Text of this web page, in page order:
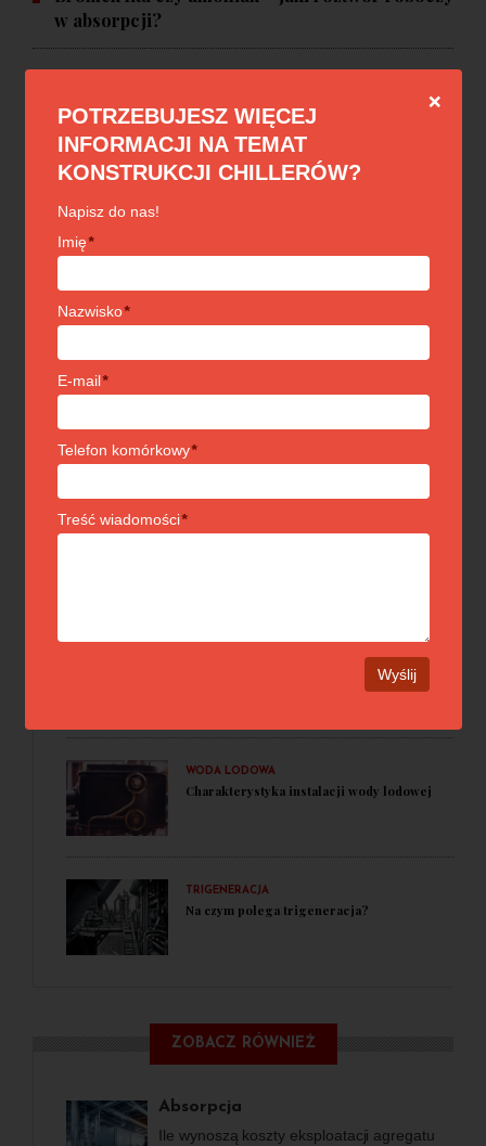
w absorpcji?
NA TOPIE
ABSORPCJA
Popularne rozwiązania w chłodnictwie
przemysłowym
ABSORPCJA
WODA LODOWA
Charakterystyka instalacji wody lodowej
TRIGENERACJA
Na czym polega trigeneracja?
ZOBACZ RÓWNIEŻ
Absorpcja
Ile wynoszą koszty eksploatacji agregatu
❌
POTRZEBUJESZ WIĘCEJ
INFORMACJI NA TEMAT
KONSTRUKCJI CHILLERÓW?
Napisz do nas!
Imię*
Nazwisko*
E-mail*
Telefon komórkowy*
Treść wiadomości*